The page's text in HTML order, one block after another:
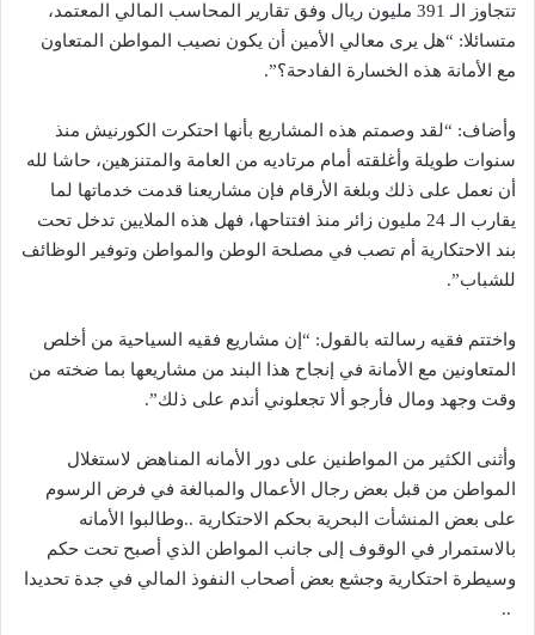
تتجاوز الـ 391 مليون ريال وفق تقارير المحاسب المالي المعتمد،
متسائلا: “هل يرى معالي الأمين أن يكون نصيب المواطن المتعاون
مع الأمانة هذه الخسارة الفادحة؟”.
وأضاف: “لقد وصمتم هذه المشاريع بأنها احتكرت الكورنيش منذ
سنوات طويلة وأغلقته أمام مرتاديه من العامة والمتنزهين، حاشا لله
أن نعمل على ذلك وبلغة الأرقام فإن مشاريعنا قدمت خدماتها لما
يقارب الـ 24 مليون زائر منذ افتتاحها، فهل هذه الملايين تدخل تحت
بند الاحتكارية أم تصب في مصلحة الوطن والمواطن وتوفير الوظائف
للشباب”.
واختتم فقيه رسالته بالقول: “إن مشاريع فقيه السياحية من أخلص
المتعاونين مع الأمانة في إنجاح هذا البند من مشاريعها بما ضخته من
وقت وجهد ومال فأرجو ألا تجعلوني أندم على ذلك”.
وأثنى الكثير من المواطنين على دور الأمانه المناهض لاستغلال
المواطن من قبل بعض رجال الأعمال والمبالغة في فرض الرسوم
على بعض المنشأت البحرية بحكم الاحتكارية ..وطالبوا الأمانه
بالاستمرار في الوقوف إلى جانب المواطن الذي أصبح تحت حكم
وسيطرة احتكارية وجشع بعض أصحاب النفوذ المالي في جدة تحديدا
..